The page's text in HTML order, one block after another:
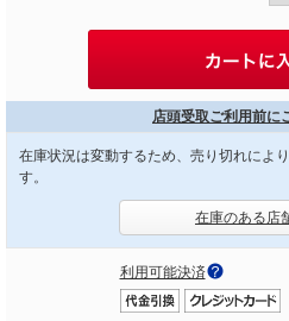
店頭受取ご利用前に
在庫状況は変動するため、売り切れによ
す。
在庫のある店
利用可能決済